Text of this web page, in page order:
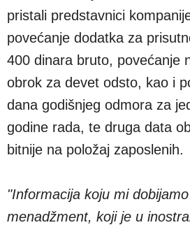
pristali predstavnici
povećanje dodatka za
400 dinara bruto, povećanje
obrok za devet odsto, kao i
dana godišnjeg odmora za
godine rada, te druga data
bitnije na položaj zaposlenih.
"Informacija koju mi
menadžment, koji je u